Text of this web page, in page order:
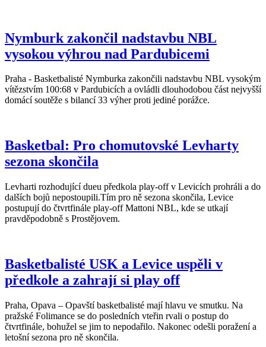
Nymburk zakončil nadstavbu NBL
vysokou výhrou nad Pardubicemi
Praha - Basketbalisté Nymburka zakončili nadstavbu NBL vysokým
vítězstvím 100:68 v Pardubicích a ovládli dlouhodobou část nejvyšší
domácí soutěže s bilancí 33 výher proti jediné porážce.
Basketbal: Pro chomutovské Levharty
sezona skončila
Levharti rozhodující dueu předkola play-off v Levicích prohráli a do
dalších bojů nepostoupili.Tím pro ně sezona skončila, Levice
postupují do čtvrtfinále play-off Mattoni NBL, kde se utkají
pravděpodobně s Prostějovem.
Basketbalisté USK a Levice uspěli v
předkole a zahrají si play off
Praha, Opava – Opavští basketbalisté mají hlavu ve smutku. Na
pražské Folimance se do posledních vteřin rvali o postup do
čtvrtfinále, bohužel se jim to nepodařilo. Nakonec odešli poražení a
letošní sezona pro ně skončila.